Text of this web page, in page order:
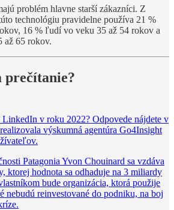
problém hlavne starší zákazníci. Z
technológiu pravidelne používa 21 %
16 % ľudí vo veku 35 až 54 rokov a
až 65 rokov.
prečítanie?
v roku 2022? Odpovede nájdete v
výskumná agentúra Go4Insight
Patagonia Yvon Chouinard sa vzdáva
ktorej hodnota sa odhaduje na 3 miliardy
bude organizácia, ktorá použije
nebudú reinvestované do podniku, na boj